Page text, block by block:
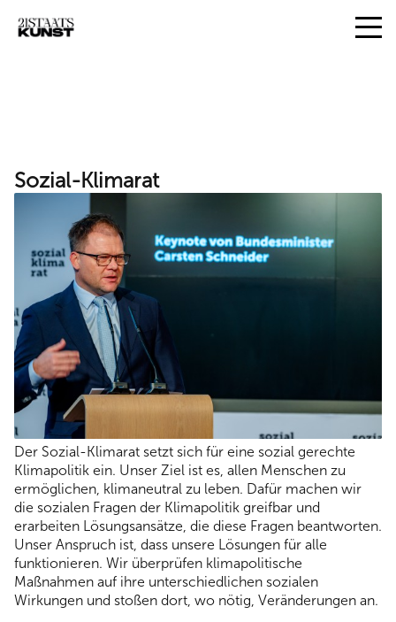
Sozial-Klimarat
Der Sozial-Klimarat setzt sich für eine sozial gerechte
Klimapolitik ein. Unser Ziel ist es, allen Menschen zu
ermöglichen, klimaneutral zu leben. Dafür machen wir
die sozialen Fragen der Klimapolitik greifbar und
erarbeiten Lösungsansätze, die diese Fragen beantworten.
Unser Anspruch ist, dass unsere Lösungen für alle
funktionieren. Wir überprüfen klimapolitische
Maßnahmen auf ihre unterschiedlichen sozialen
Wirkungen und stoßen dort, wo nötig, Veränderungen an.